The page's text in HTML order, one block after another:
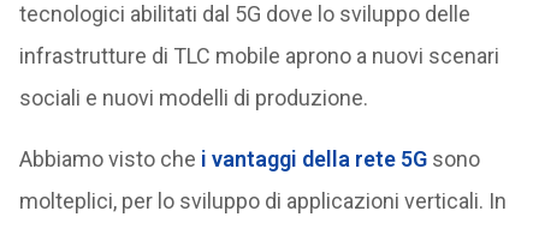
tecnologici abilitati dal 5G dove lo sviluppo delle
infrastrutture di TLC mobile aprono a nuovi scenari
sociali e nuovi modelli di produzione.
Abbiamo visto che i vantaggi della rete 5Gsono
molteplici, per lo sviluppo di applicazioni verticali. In